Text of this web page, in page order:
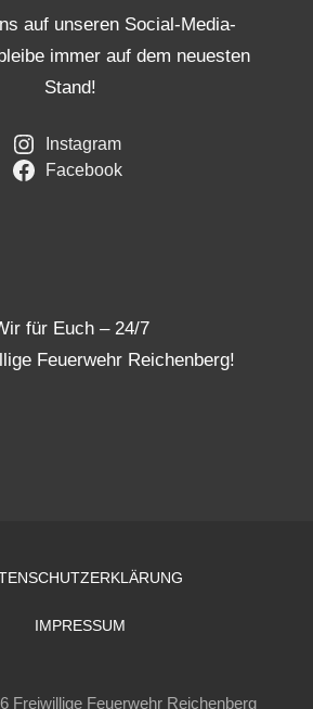
auf unseren Social-Media-
immer auf dem neuesten
Stand!
Instagram
Facebook
für Euch – 24/7
Feuerwehr Reichenberg!
IMPRESSUM
Freiwillige Feuerwehr Reichenberg